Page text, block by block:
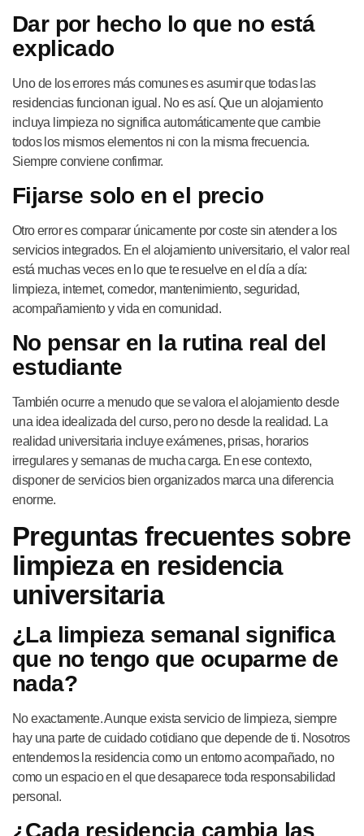
Dar por hecho lo que no está
explicado
Uno de los errores más comunes es asumir que todas las
residencias funcionan igual. No es así. Que un alojamiento
incluya limpieza no significa automáticamente que cambie
todos los mismos elementos ni con la misma frecuencia.
Siempre conviene confirmar.
Fijarse solo en el precio
Otro error es comparar únicamente por coste sin atender a los
servicios integrados. En el alojamiento universitario, el valor real
está muchas veces en lo que te resuelve en el día a día:
limpieza, internet, comedor, mantenimiento, seguridad,
acompañamiento y vida en comunidad.
No pensar en la rutina real del
estudiante
También ocurre a menudo que se valora el alojamiento desde
una idea idealizada del curso, pero no desde la realidad. La
realidad universitaria incluye exámenes, prisas, horarios
irregulares y semanas de mucha carga. En ese contexto,
disponer de servicios bien organizados marca una diferencia
enorme.
Preguntas frecuentes sobre
limpieza en residencia
universitaria
¿La limpieza semanal significa
que no tengo que ocuparme de
nada?
No exactamente. Aunque exista servicio de limpieza, siempre
hay una parte de cuidado cotidiano que depende de ti. Nosotros
entendemos la residencia como un entorno acompañado, no
como un espacio en el que desaparece toda responsabilidad
personal.
¿Cada residencia cambia las